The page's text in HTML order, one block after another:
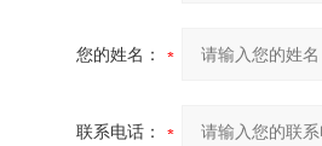
您的姓名：
联系电话：